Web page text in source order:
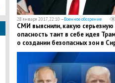
28 января 2017, 22:10 —Военное обозрение
СМИ выяснили, какую серьезную
опасность таит в себе идея
о создании безопасных зон в